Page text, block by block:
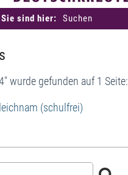
Sie sind hier: Suchen
wurde gefunden auf 1 Seite:
(schulfrei)